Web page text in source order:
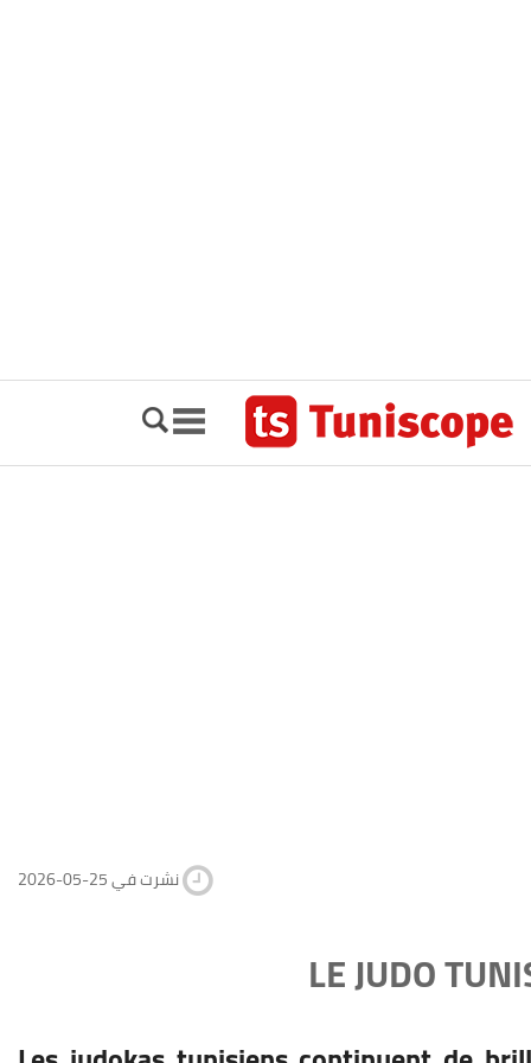
2026-05-25 نشرت في
LE JUDO